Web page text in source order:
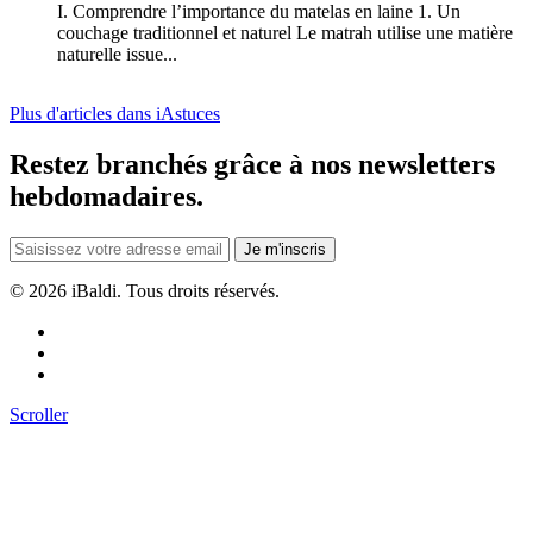
I. Comprendre l’importance du matelas en laine 1. Un
couchage traditionnel et naturel Le matrah utilise une matière
naturelle issue...
Plus d'articles dans iAstuces
Restez branchés grâce à nos newsletters
hebdomadaires.
Je m'inscris
© 2026 iBaldi. Tous droits réservés.
Scroller